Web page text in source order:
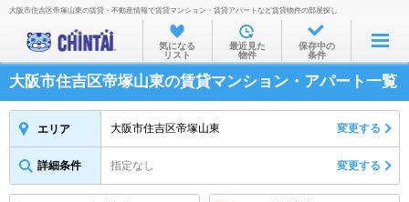
お部屋を探す
沿線・駅から
住所から
家賃相場から
物件特集から
大阪市住吉区帝塚山東の賃貸・不動産情報で賃貸マンション・賃貸アパートなど賃貸物件の部屋探し
気になる
リスト
最近見た
物件
保存中の
条件
大阪市住吉区帝塚山東の賃貸マンション・アパート一覧
エリア 大阪市住吉区帝塚山東 変更する
詳細条件 指定なし 変更する